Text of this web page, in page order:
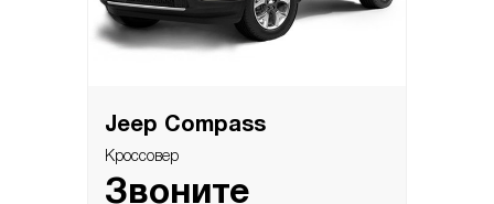
Jeep Compass
Кроссовер
Звоните